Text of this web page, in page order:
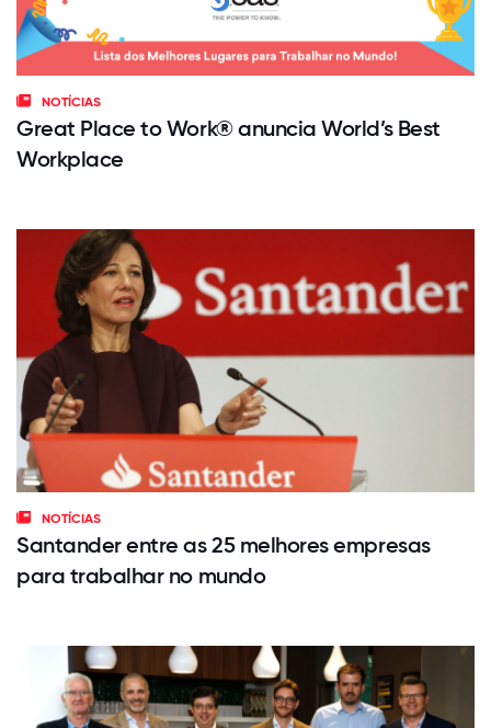
NOTÍCIAS
Great Place to Work® anuncia World’s Best
Workplace
NOTÍCIAS
Santander entre as 25 melhores empresas
para trabalhar no mundo